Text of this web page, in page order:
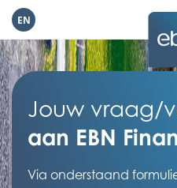
EN
Jouw vraag/
aan EBN
Via onderstaand